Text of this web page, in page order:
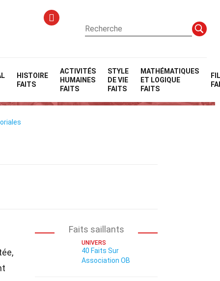
HISTOIRE
FAITS
ACTIVITÉS
HUMAINES
FAITS
STYLE
DE VIE
FAITS
MATHÉMATIQUES
ET LOGIQUE
FAITS
Faits saillants
UNIVERS
40 Faits Sur
Association OB